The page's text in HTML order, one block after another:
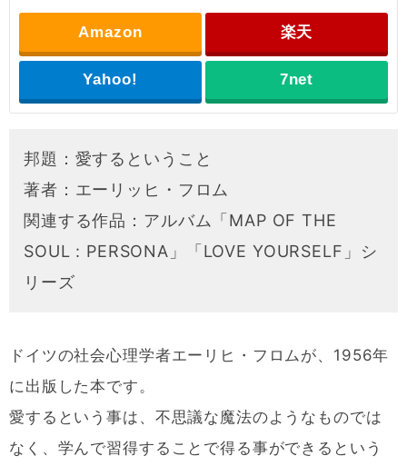
Amazon 楽天
Yahoo! 7net
邦題：愛するということ
著者：エーリッヒ・フロム
関連する作品：アルバム「MAP OF THE
SOUL : PERSONA」「LOVE YOURSELF」シ
リーズ
ドイツの社会心理学者エーリヒ・フロムが、1956年
に出版した本です。
愛するという事は、不思議な魔法のようなものでは
なく、学んで習得することで得る事ができるという